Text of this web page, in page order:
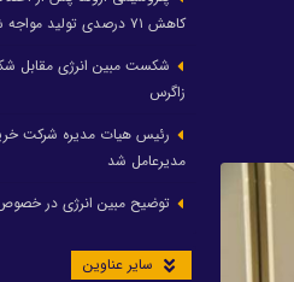
کاهش ۷۱ درصدی تولید مواجه شد
شکست مبین انرژی مقابل
زاگرس
رئیس هیات مدیره شرکت
مدیرعامل شد
توضیح مبین انرژی در
سایر عناوین